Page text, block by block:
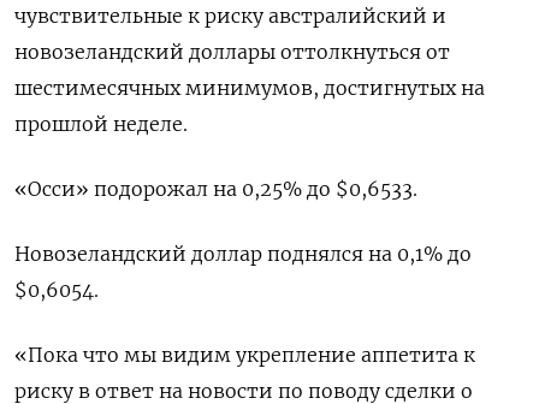
чувствительные к риску австралийский и
новозеландский доллары оттолкнуться от
шестимесячных минимумов, достигнутых на
прошлой неделе.
«Осси» подорожал на 0,25% до $0,6533​.
Новозеландский доллар поднялся на 0,1% до
$0,6054​.
«Пока что мы видим укрепление аппетита к
риску в ответ на новости по поводу сделки о